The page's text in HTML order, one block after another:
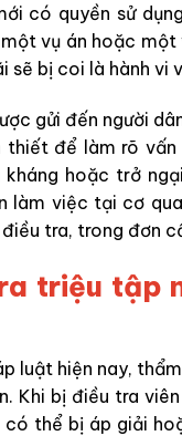
có quyền sử
vụ án hoặc
bị coi là hành vi
gửi đến người
để làm rõ
hoặc trở
làm việc tại cơ
tra, trong đơn
triệu tập
luật hiện nay,
Khi bị điều tra
thể bị áp giải